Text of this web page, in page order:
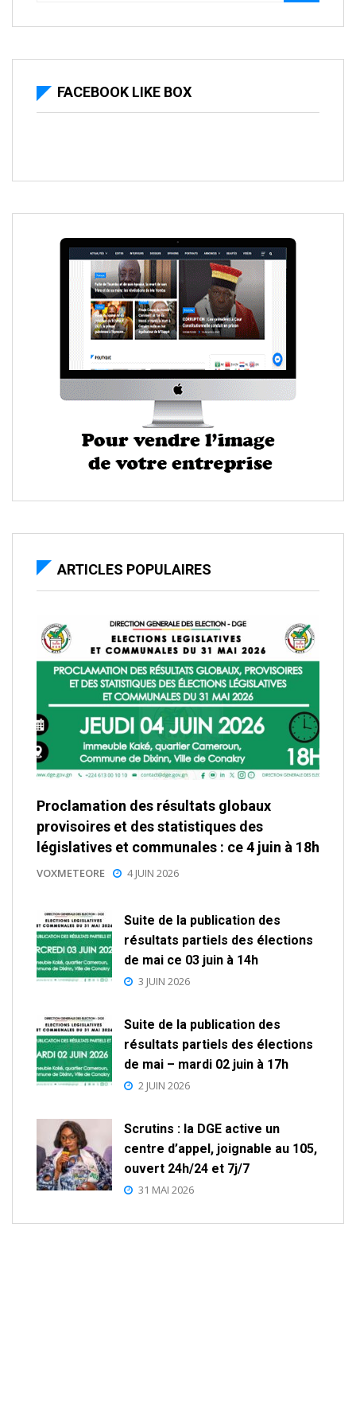
FACEBOOK LIKE BOX
ARTICLES POPULAIRES
Proclamation des résultats globaux
provisoires et des statistiques des
législatives et communales : ce 4 juin à 18h
VOXMETEORE 4 JUIN 2026
Suite de la publication des
résultats partiels des élections
de mai ce 03 juin à 14h
3 JUIN 2026
Suite de la publication des
résultats partiels des élections
de mai – mardi 02 juin à 17h
2 JUIN 2026
Scrutins : la DGE active un
centre d’appel, joignable au 105,
ouvert 24h/24 et 7j/7
31 MAI 2026